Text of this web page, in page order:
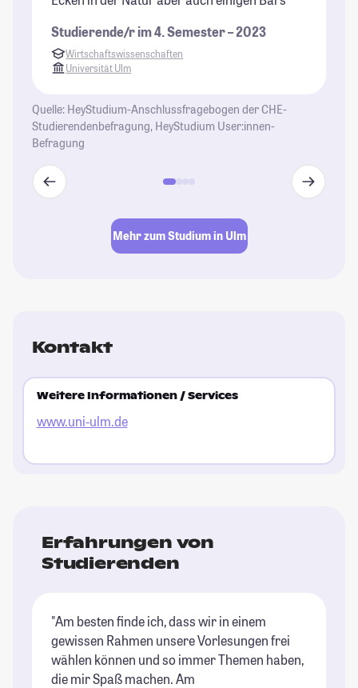
Studierende/r im 4. Semester – 2023
Wirtschaftswissenschaften
Universität Ulm
Quelle: HeyStudium-Anschlussfragebogen der CHE-
Studierendenbefragung, HeyStudium User:innen-
Befragung
Mehr zum Studium in Ulm
Kontakt
Weitere Informationen / Services
www.uni-ulm.de
Erfahrungen von
Studierenden
"Am besten finde ich, dass wir in einem
gewissen Rahmen unsere Vorlesungen frei
wählen können und so immer Themen haben,
die mir Spaß machen. Am